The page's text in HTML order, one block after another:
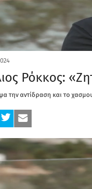
Ρόκκος:
την αντίδραση και το